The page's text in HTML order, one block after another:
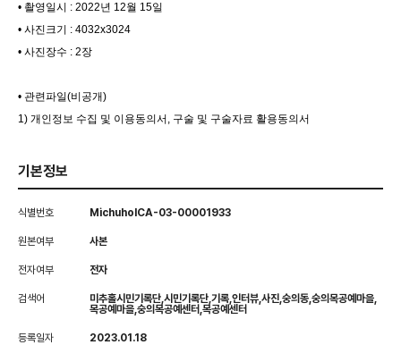
• 촬영일시 : 2022년 12월 15일
• 사진크기 : 4032x3024
• 사진장수 : 2장
• 관련파일(비공개)
1) 개인정보 수집 및 이용동의서, 구술 및 구술자료 활용동의서
기본정보
식별번호 MichuholCA-03-00001933
원본여부 사본
전자여부 전자
검색어
미추홀시민기록단,시민기록단,기록,인터뷰,사진,숭의동,숭의목공예마을,
목공예마을,숭의목공예센터,목공예센터
등록일자 2023.01.18